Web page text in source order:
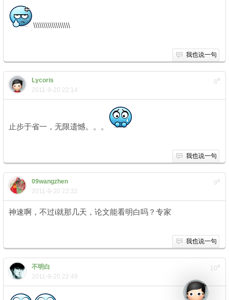
\\\\\\\\\\\\\\\\\\
我也说一句
8#
Lycoris
2011-9-20 22:14
止步于省一，无限遗憾。。。
我也说一句
9#
09wangzhen
2011-9-20 22:32
神速啊，不过i就那几天，论文能看明白吗？专家
我也说一句
10#
不明白
2011-9-20 22:49